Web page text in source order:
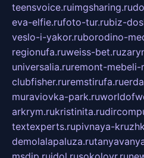
teensvoice.ruimgsharing.ru
eva-elfie.rufoto-tur.rubiz-
veslo-i-yakor.ruborodino-
regionufa.ruweiss-bet.ru
universalia.ruremont-mebeli-
clubfisher.ruremstirufa.ru
muraviovka-park.ru
arkrym.rukristinita.ru
textexperts.rupivnaya-
demolalapaluza.ru